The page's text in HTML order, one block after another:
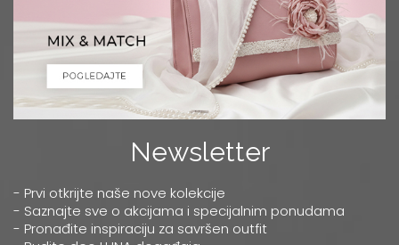
Newsletter
- Prvi otkrijte naše nove kolekcije
- Saznajte sve o akcijama i specijalnim ponudama
- Pronađite inspiraciju za savršen outfit